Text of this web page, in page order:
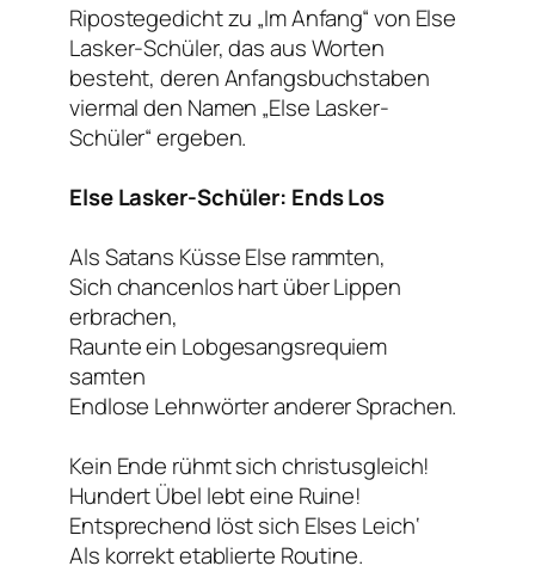
Ripostegedicht zu „Im Anfang“ von Else
Lasker-Schüler, das aus Worten
besteht, deren Anfangsbuchstaben
viermal den Namen „Else Lasker-
Schüler“ ergeben.
Else Lasker-Schüler: Ends Los
Als Satans Küsse Else rammten,
Sich chancenlos hart über Lippen
erbrachen,
Raunte ein Lobgesangsrequiem
samten
Endlose Lehnwörter anderer Sprachen.
Kein Ende rühmt sich christusgleich!
Hundert Übel lebt eine Ruine!
Entsprechend löst sich Elses Leich‘
Als korrekt etablierte Routine.